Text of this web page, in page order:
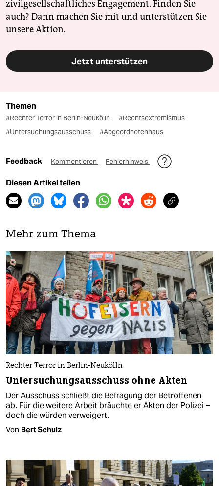
zivilgesellschaftliches Engagement. Finden Sie
auch? Dann machen Sie mit und unterstützen Sie
unsere Aktion.
Jetzt unterstützen
Themen
#Rechter Terror in Berlin-Neukölln
#Rechtsextremismus
#Untersuchungsausschuss
#Abgeordnetenhaus
Feedback Kommentieren Fehlerhinweis
Diesen Artikel teilen
Mehr zum Thema
Rechter Terror in Berlin-Neukölln
Untersuchungsausschuss ohne Akten
Der Ausschuss schließt die Befragung der Betroffenen
ab. Für die weitere Arbeit bräuchte er Akten der Polizei –
doch die würden verweigert.
Von Bert Schulz